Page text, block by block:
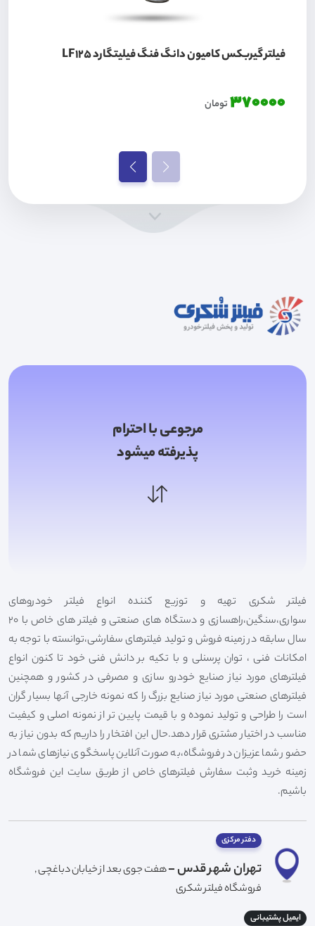
فیلتر گیربکس کامیون دانگ فنگ فیلیتگارد LF125
370000تومان
مرجوعی با احترام
پذیرفته میشود
فیلتر شکری تهیه و توزیع کننده انواع فیلتر خودروهای
سواری،سنگین،راهسازی و دستگاه های صنعتی و فیلتر های خاص با 20
سال سابقه در زمینه فروش و تولید فیلترهای سفارشی،توانسته با توجه به
امکانات فنی ، توان پرسنلی و با تکیه بر دانش فنی خود تا کنون انواع
فیلترهای مورد نیاز صنایع خودرو سازی و مصرفی در کشور و همچنین
فیلترهای صنعتی مورد نیاز صنایع بزرگ را که نمونه خارجی آنها بسیار گران
است را طراحی و تولید نموده و با قیمت پایین تر از نمونه اصلی و کیفیت
مناسب در اختیار مشتری قرار دهد.حال این افتخار را داریم که بدون نیاز به
حضور شما عزیزان در فروشگاه،به صورت آنلاین پاسخگوی نیازهای شما در
زمینه خرید وثبت سفارش فیلترهای خاص از طریق سایت این فروشگاه
باشیم.
دفتر مرکزی
تهران شهر قدس -هفت جوی بعد از خیابان دباغچی ,
فروشگاه فیلتر شکری
ایمیل پشتیبانی